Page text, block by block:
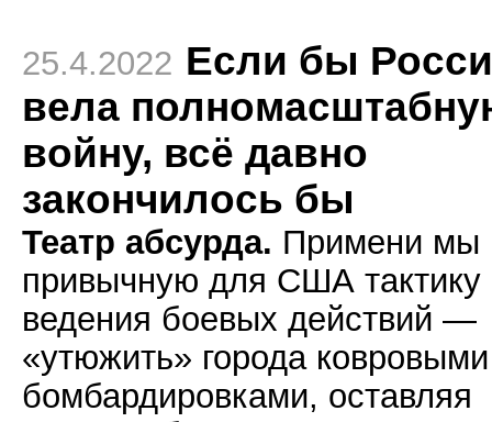
25.4.2022 Если бы
вела
войну, всё давно
закончилось бы
Театр абсурда. Примени мы
привычную для США тактику
ведения боевых действий —
«утюжить» города ковровыми
бомбардировками, оставляя